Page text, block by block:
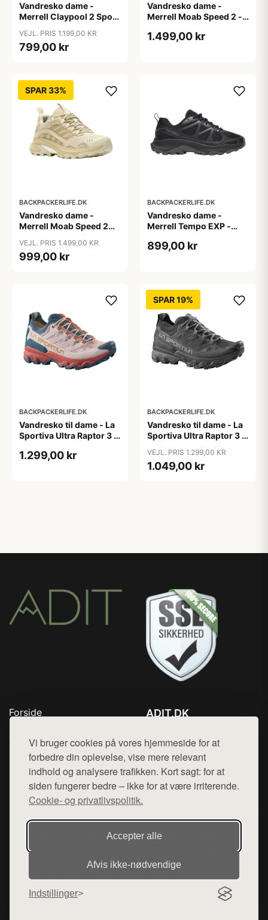
Vi bruger cookies på vores hjemmeside for at
forbedre din oplevelse, vise mere relevant
indhold og analysere trafikken. Kort sagt: for at
siden fungerer bedre – ikke for at være irriterende.
Cookie- og privatlivspolitik.
Accepter alle
Afvis ikke‑nødvendige
Indstillinger
Vandresko dame -
Merrell Claypool 2 Sport
VEJL. PRIS 1.199,00 KR
799,00 kr
Vandresko dame -
Merrell Moab Speed 2 -
1.499,00 kr
SPAR 33%
BACKPACKERLIFE.DK
Vandresko dame -
Merrell Moab Speed 2
VEJL. PRIS 1.499,00 KR
999,00 kr
BACKPACKERLIFE.DK
Vandresko dame -
Merrell Tempo EXP -
899,00 kr
BACKPACKERLIFE.DK
Vandresko til dame - La
Sportiva Ultra Raptor 3 -
1.299,00 kr
SPAR 19%
BACKPACKERLIFE.DK
Vandresko til dame - La
Sportiva Ultra Raptor 3 -
VEJL. PRIS 1.299,00 KR
1.049,00 kr
Forside
Top Rabatter
Blog
Kontakt
ADIT.DK
Mail: hej@want.dk
Cookie- og privatlivspolitik
Denne side er en del af want.dk, der udgiver en række
hjemmesider med præsentation af forskellige produkter fra
diverse webshops. Der sælges ikke varer fra denne side - vi
henviser til de shops, som sælger varen. Vi har heller ikke
varerne på lager.